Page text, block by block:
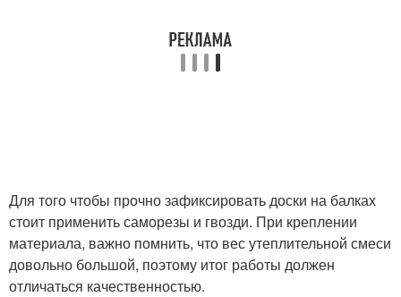
Для того чтобы прочно зафиксировать доски на балках
стоит применить саморезы и гвозди. При креплении
материала, важно помнить, что вес утеплительной смеси
довольно большой, поэтому итог работы должен
отличаться качественностью.